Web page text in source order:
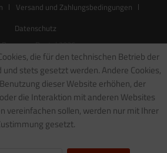
Versand und Zahlungsbedingungen
Datenschutz
Dental 2026
die für den technischen Betrieb der
stets gesetzt werden. Andere Cookies,
dieser Website erhöhen, der
die Interaktion mit anderen Websites
vereinfachen sollen, werden nur mit Ihrer
gesetzt.